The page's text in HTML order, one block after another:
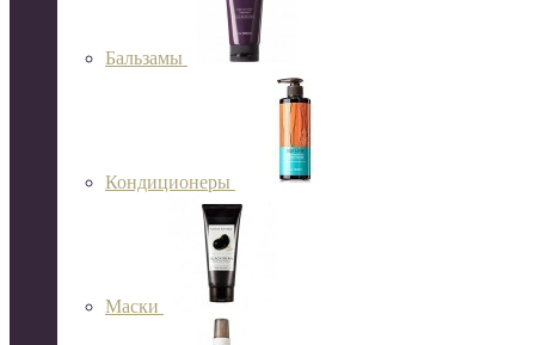
Бальзамы
Кондиционеры
Маски